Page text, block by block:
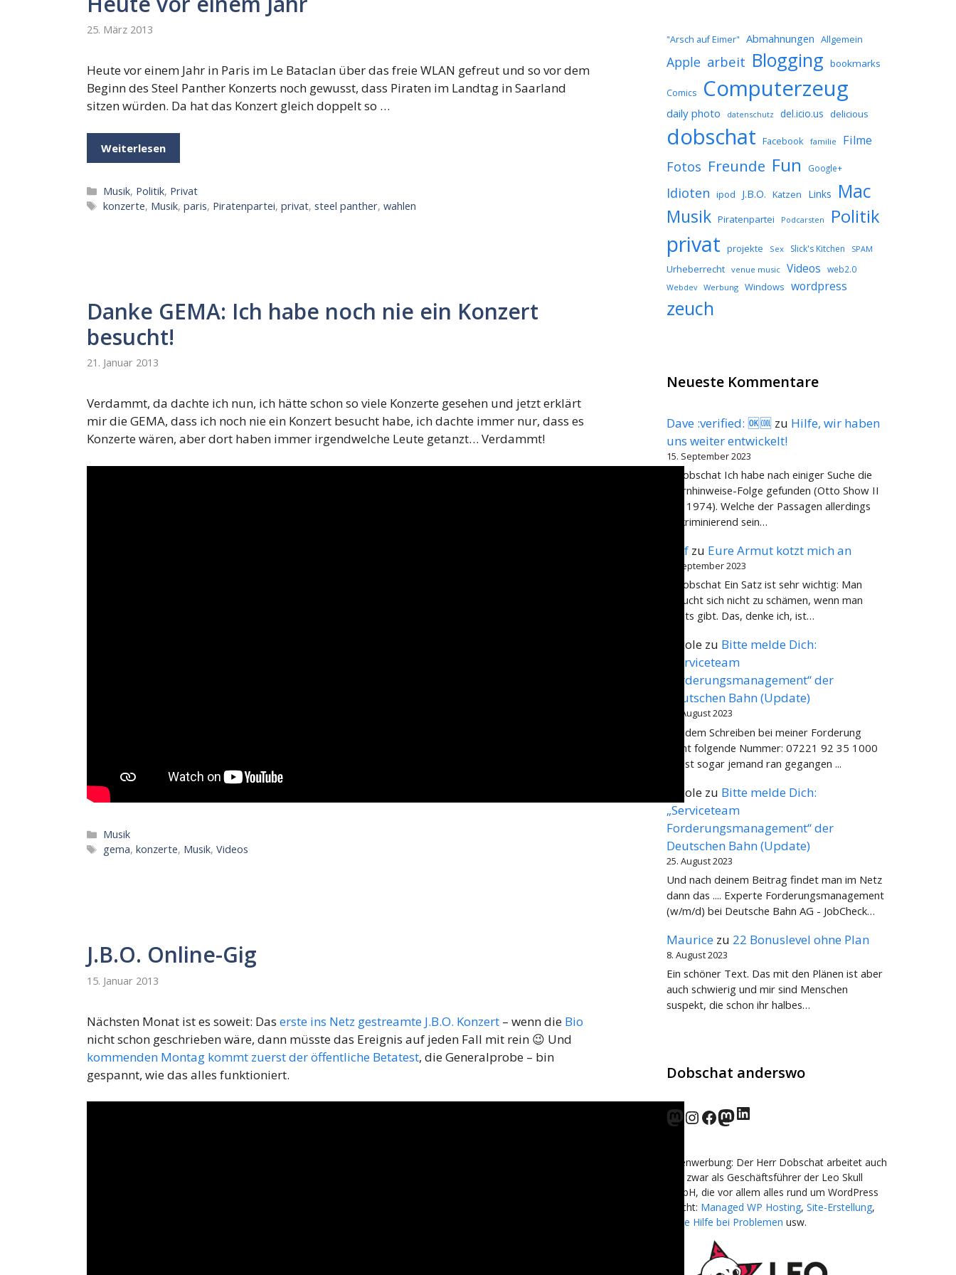
25. März 2013
Heute vor einem Jahr in Paris im Le Bataclan über das freie WLAN gefreut und so vor dem
Beginn des Steel Panther Konzerts noch gewusst, dass Piraten im Landtag in Saarland
sitzen würden. Da hat das Konzert gleich doppelt so …
Weiterlesen
Kategorien
Musik, Politik, Privat
Schlagwörter
konzerte, Musik,paris, Piratenpartei,privat,steel panther,wahlen
Danke GEMA: Ich habe noch nie ein Konzert
besucht!
21. Januar 2013
Verdammt, da dachte ich nun, ich hätte schon so viele Konzerte gesehen und jetzt erklärt
mir die GEMA, dass ich noch nie ein Konzert besucht habe, ich dachte immer nur, dass es
Konzerte wären, aber dort haben immer irgendwelche Leute getanzt… Verdammt!
Kategorien
Musik
Schlagwörter
gema,konzerte, Musik,Videos
J.B.O. Online-Gig
15. Januar 2013
Nächsten Monat ist es soweit: Das erste ins Netz gestreamte J.B.O. Konzert – wenn die Bio
nicht schon geschrieben wäre, dann müsste das Ereignis auf jeden Fall mit rein 😉 Und
kommenden Montag kommt zuerst der öffentliche Betatest, die Generalprobe – bin
gespannt, wie das alles funktioniert.
"Arsch auf Eimer" Abmahnungen Allgemein
Apple arbeit Blogging bookmarks
Comics Computerzeug
daily photo datenschutz del.icio.us delicious
dobschat Facebook familie Filme
Fotos Freunde Fun Google+
Idioten ipod J.B.O. Katzen Links Mac
Musik Piratenpartei Podcarsten Politik
privat projekte Sex Slick's Kitchen SPAM
Urheberrecht venue music Videos web2.0
Webdev Werbung Windows wordpress
zeuch
Neueste Kommentare
Dave :verified: 🆗🆒 zu Hilfe, wir haben
uns weiter entwickelt!
15. September 2023
@dobschat Ich habe nach einiger Suche die
Warnhinweise-Folge gefunden (Otto Show II
von 1974). Welche der Passagen allerdings
diskriminierend sein…
Rolf zu Eure Armut kotzt mich an
2. September 2023
@dobschat Ein Satz ist sehr wichtig: Man
braucht sich nicht zu schämen, wenn man
nichts gibt. Das, denke ich, ist…
Nicole zu Bitte melde Dich:
„Serviceteam
Forderungsmanagement“ der
Deutschen Bahn (Update)
31. August 2023
Auf dem Schreiben bei meiner Forderung
steht folgende Nummer: 07221 92 35 1000
Da ist sogar jemand ran gegangen ...
Nicole zu Bitte melde Dich:
„Serviceteam
Forderungsmanagement“ der
Deutschen Bahn (Update)
25. August 2023
Und nach deinem Beitrag findet man im Netz
dann das .... Experte Forderungsmanagement
(w/m/d) bei Deutsche Bahn AG - JobCheck…
Maurice zu 22 Bonuslevel ohne Plan
8. August 2023
Ein schöner Text. Das mit den Plänen ist aber
auch schwierig und mir sind Menschen
suspekt, die schon ihr halbes…
Dobschat anderswo
norden.social
Instagram
Facebook
wp-punks.social
LinkedIn
Eigenwerbung: Der Herr Dobschat arbeitet auch
und zwar als Geschäftsführer der Leo Skull
GmbH, die vor allem alles rund um WordPress
macht: Managed WP Hosting, Site-Erstellung,
Erste Hilfe bei Problemen usw.